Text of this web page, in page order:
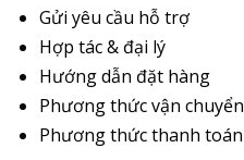
Gửi yêu cầu hỗ trợ
Hợp tác & đại lý
Hướng dẫn đặt hàng
Phương thức vận chuyển
Phương thức thanh toán